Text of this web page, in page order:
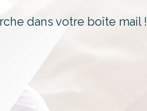
dans votre boîte mail !